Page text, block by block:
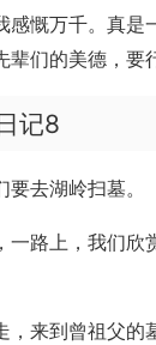
感慨万千。真是
们的美德，要
记8
去湖岭扫墓。
一路上，我们欣
，来到曾祖父的